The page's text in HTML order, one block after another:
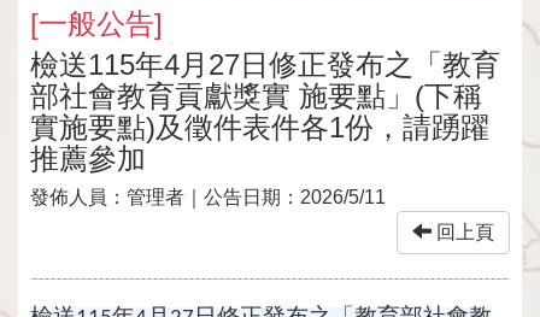
[一般公告]
檢送115年4月27日修正發布之「教育
部社會教育貢獻獎實 施要點」(下稱
實施要點)及徵件表件各1份，請踴躍
推薦參加
發佈人員： 管理者 ｜公告日期： 2026/5/11
回上頁